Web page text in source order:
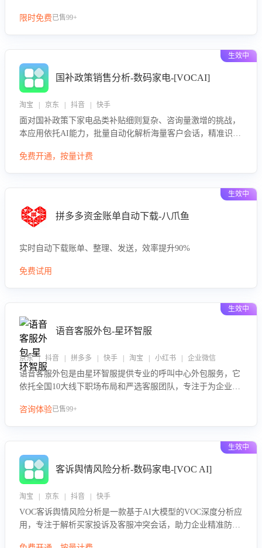
限时免费已售99+
生效中
国补政策销售分析-数码家电-[VOCAI]
淘宝 | 京东 | 抖音 | 快手
面对国补政策下家电品类补贴细则复杂、咨询量激增的挑战，
本应用依托AI能力，批量自动化解析海量客户会话，精准识别
向，深度洞察决策动因。同时全面评估客服团队政策解读准确
免费开通，按量计费
生效中
拼多多资金账单自动下载-八爪鱼
实时自动下载账单、整理、发送，效率提升90%
免费试用
生效中
语音客服外包-星环智服
京东 | 抖音 | 拼多多 | 快手 | 淘宝 | 小红书 | 企业微信
语音客服外包是由星环智服提供专业的呼叫中心外包服务，它
依托全国10大线下职场布局和严选客服团队，专注于为企业提
队和智能工具提升语音客服服务效率和质量，帮助企业实现降
咨询体验已售99+
生效中
客诉舆情风险分析-数码家电-[VOC AI]
淘宝 | 京东 | 抖音 | 快手
VOC客诉舆情风险分析是一款基于AI大模型的VOC深度分析应
用，专注于解析买家投诉及客服冲突会话，助力企业精准防控